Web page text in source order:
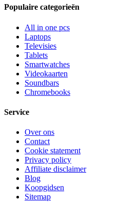
Populaire categorieën
All in one pcs
Laptops
Televisies
Tablets
Smartwatches
Videokaarten
Soundbars
Chromebooks
Service
Over ons
Contact
Cookie statement
Privacy policy
Affiliate disclaimer
Blog
Koopgidsen
Sitemap